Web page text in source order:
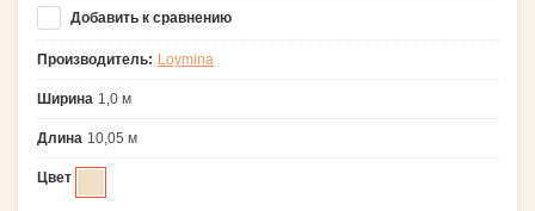
Добавить к сравнению
Производитель: Loymina
Ширина 1,0 м
Длина 10,05 м
Цвет